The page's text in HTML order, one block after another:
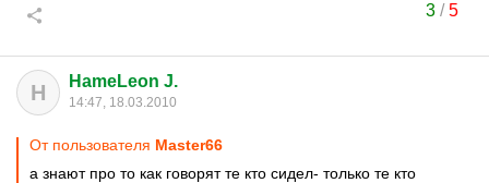
3/5
H HameLeon J.
14:47, 18.03.2010
От пользователя Master66
а знают про то как говорят те кто сидел- только те кто